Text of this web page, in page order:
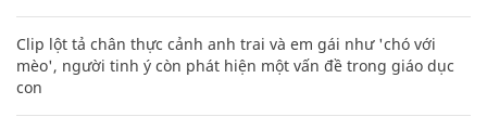
Clip lột tả chân thực cảnh anh trai và em gái như 'chó với
mèo', người tinh ý còn phát hiện một vấn đề trong giáo dục
con